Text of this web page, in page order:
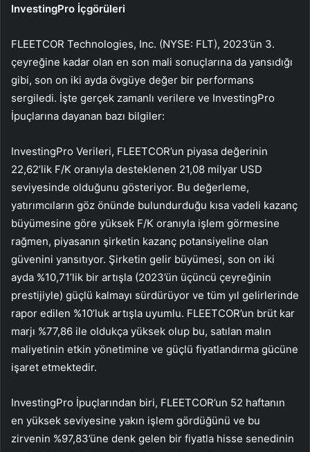
InvestingPro İçgörüleri
FLEETCOR Technologies, Inc. (NYSE: FLT), 2023’ün 3.
çeyreğine kadar olan en son mali sonuçlarına da yansıdığı
gibi, son on iki ayda övgüye değer bir performans
sergiledi. İşte gerçek zamanlı verilere ve InvestingPro
İpuçlarına dayanan bazı bilgiler:
InvestingPro Verileri, FLEETCOR’un piyasa değerinin
22,62’lik F/K oranıyla desteklenen 21,08 milyar USD
seviyesinde olduğunu gösteriyor. Bu değerleme,
yatırımcıların göz önünde bulundurduğu kısa vadeli kazanç
büyümesine göre yüksek F/K oranıyla işlem görmesine
rağmen, piyasanın şirketin kazanç potansiyeline olan
güvenini yansıtıyor. Şirketin gelir büyümesi, son on iki
ayda %10,71’lik bir artışla (2023’ün üçüncü çeyreğinin
prestijiyle) güçlü kalmayı sürdürüyor ve tüm yıl gelirlerinde
rapor edilen %10’luk artışla uyumlu. FLEETCOR’un brüt kar
marjı %77,86 ile oldukça yüksek olup bu, satılan malın
maliyetinin etkin yönetimine ve güçlü fiyatlandırma gücüne
işaret etmektedir.
InvestingPro İpuçlarından biri, FLEETCOR’un 52 haftanın
en yüksek seviyesine yakın işlem gördüğünü ve bu
zirvenin %97,83’üne denk gelen bir fiyatla hisse senedinin